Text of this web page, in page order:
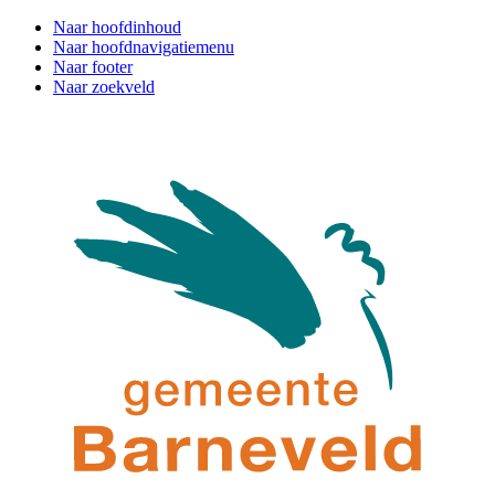
Naar hoofdinhoud
Naar hoofdnavigatiemenu
Naar footer
Naar zoekveld